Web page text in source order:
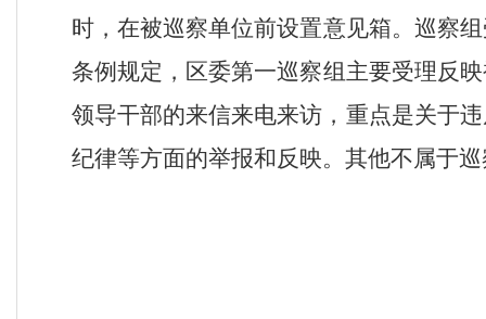
时，在被巡察单位前设置意见箱。巡察
条例规定， 区委第一巡察组主要受理反映
领导干部的来信来电来访，重点是关于
纪律等方面的举报和反映。其他不属于